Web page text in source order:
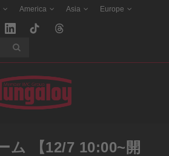
America Asia Europe
ム 【12/7 10:00~開